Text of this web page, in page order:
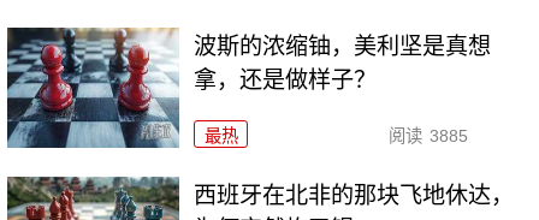
波斯的浓缩铀，美利坚是真想
拿，还是做样子？
最热 阅读 3885
西班牙在北非的那块飞地休达，